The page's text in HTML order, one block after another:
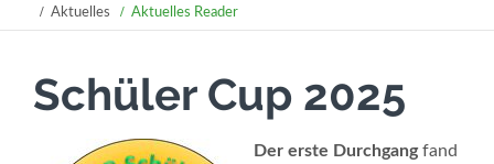
Aktuelles
Aktuelles Reader
Schüler Cup 2025
Der erste Durchgangfand
Sport